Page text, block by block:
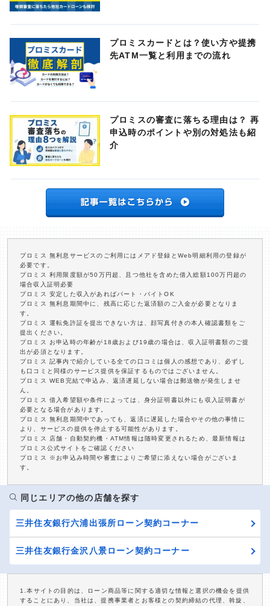
プロミスカードとは？使い方や提携
先ATM一覧と利用までの流れ
プロミスの審査に落ちる理由は？ 再
申込時のポイントや別の対処法も紹
介
プロミス 無利息サービスのご利用にはメアド登録とWeb明細利用の登録が
必要です。
プロミス 利用限度額が50万円超、且つ他社を含めた借入総額100万円超の
場合収入証明必要
プロミス 安定した収入があればパート・バイトOK
プロミス 無利息期間中に、残高に応じた返済額のご入金が必要となりま
す。
プロミス 運転免許証を提出できない方は、顔写真付きの本人確認書類をご
提出ください。
プロミス お申込時の年齢が18歳および19歳の場合は、収入証明書類のご提
出が必須となります。
プロミス 記事内で紹介している全ての口コミは個人の感想であり、必ずし
も口コミと同様のサービス提供を保証するものではございません。
プロミス WEB完結で申込み、返済遅延しない場合は郵送物が発生しませ
ん。
プロミス 借入希望額や条件によっては、身分証明書以外にも収入証明書が
必要となる場合があります。
プロミス 無利息期間中であっても、返済に遅延した場合やその他の事情に
より、サービスの提供を停止する可能性があります。
プロミス 店舗・自動契約機・ATM情報は随時変更されるため、最新情報は
プロミス公式サイトをご確認ください
プロミス ※お申込み時間や審査によりご希望に添えない場合がございま
す。
同じエリアの他の店舗を探す
三井住友銀行六浦出張所ローン契約コーナー
三井住友銀行金沢八景ローン契約コーナー
1.本サイトの目的は、ローン商品等に関する適切な情報と選択の機会を提供
することにあり、当社は、提携事業者とお客様との契約締結の代理、斡旋、